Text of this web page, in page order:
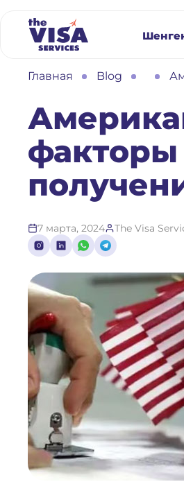
Главная Blog
факторы
7 марта, 2024 The Visa